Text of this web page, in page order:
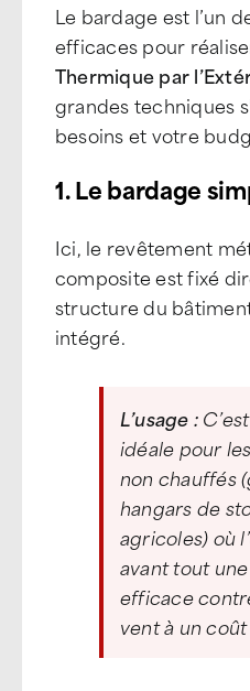
Le bardage est l’un
efficaces pour
Thermique par
grandes techniques
besoins et votre
1. Le bardage
Ici, le revêtement
composite est fixé
structure du
intégré.
L’usage :
idéale pour
non chauffés
hangars de
agricoles) où
avant tout
efficace
vent à un